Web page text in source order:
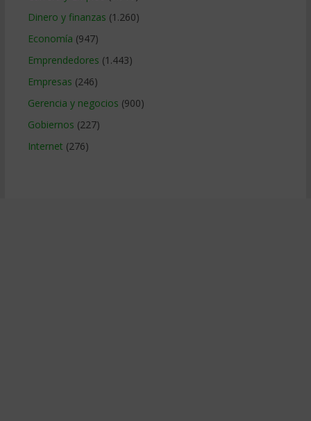
Dinero y finanzas (1.260)
Economía (947)
Emprendedores (1.443)
Empresas (246)
Gerencia y negocios (900)
Gobiernos (227)
Internet (276)